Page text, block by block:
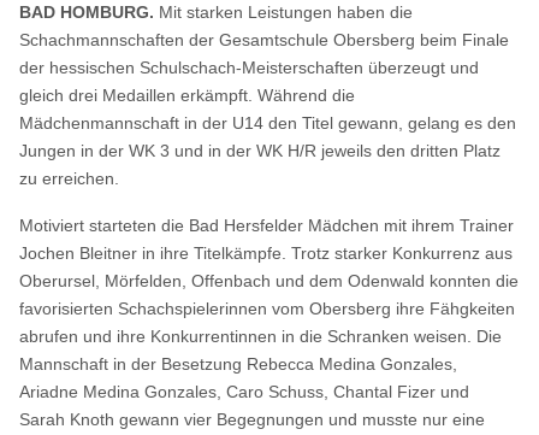
BAD HOMBURG. Mit starken Leistungen haben die
Schachmannschaften der Gesamtschule Obersberg beim Finale
der hessischen Schulschach-Meisterschaften überzeugt und
gleich drei Medaillen erkämpft. Während die
Mädchenmannschaft in der U14 den Titel gewann, gelang es den
Jungen in der WK 3 und in der WK H/R jeweils den dritten Platz
zu erreichen.
Motiviert starteten die Bad Hersfelder Mädchen mit ihrem Trainer
Jochen Bleitner in ihre Titelkämpfe. Trotz starker Konkurrenz aus
Oberursel, Mörfelden, Offenbach und dem Odenwald konnten die
favorisierten Schachspielerinnen vom Obersberg ihre Fähgkeiten
abrufen und ihre Konkurrentinnen in die Schranken weisen. Die
Mannschaft in der Besetzung Rebecca Medina Gonzales,
Ariadne Medina Gonzales, Caro Schuss, Chantal Fizer und
Sarah Knoth gewann vier Begegnungen und musste nur eine